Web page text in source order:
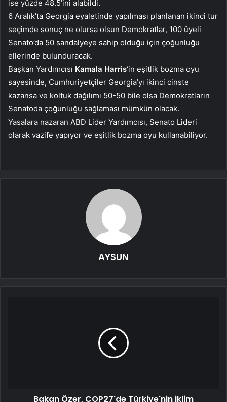
ise yüzde 48.5’ini alabildi.
6 Aralık’ta Georgia eyaletinde yapılması planlanan ikinci tur
seçimde sonuç ne olursa olsun Demokratlar, 100 üyeli
Senato’da 50 sandalyeye sahip olduğu için çoğunluğu
ellerinde bulunduracak.
Başkan Yardımcısı Kamala Harris‘in eşitlik bozma oyu
sayesinde, Cumhuriyetçiler Georgia’yı ikinci cinste
kazansa ve koltuk dağılımı 50-50 bile olsa Demokratların
Senatoda çoğunluğu sağlaması mümkün olacak.
Yasalara nazaran ABD Lider Yardımcısı, Senato Lideri
olarak vazife yapıyor ve eşitlik bozma oyu kullanabiliyor.
AYSUN
Bakan Özer, COP27'de Türkiye'nin iklim